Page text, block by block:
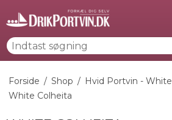
Forside / Shop / Hvid Portvin - White
White Colheita